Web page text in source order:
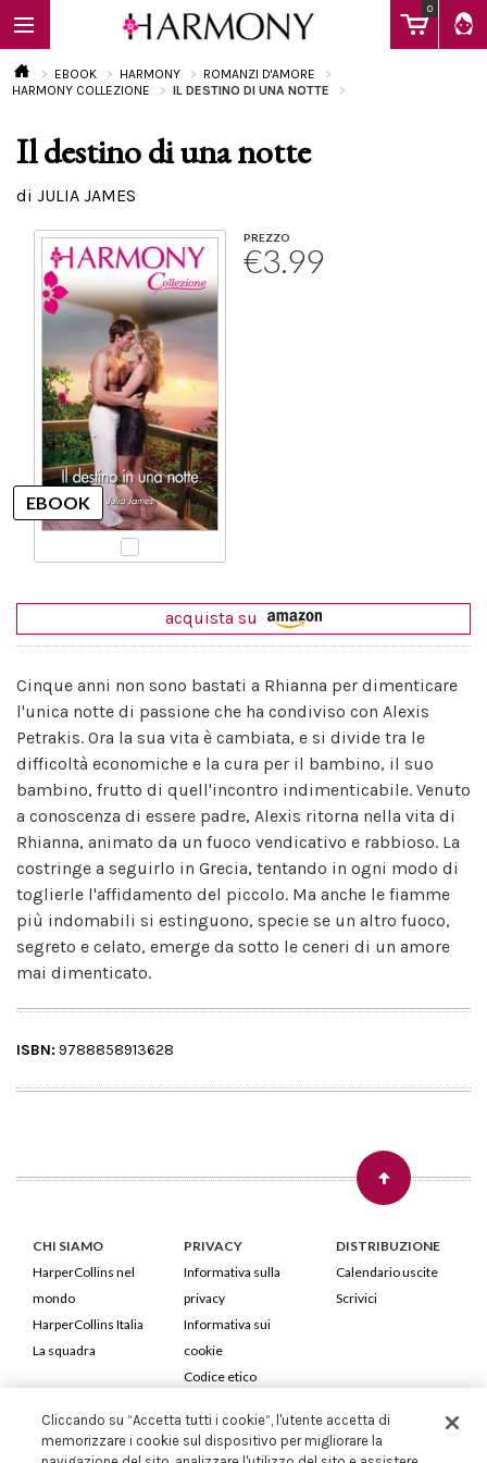
0
EBOOK
Calendario
EBOOK HARMONY
ROMANZI D'AMORE
HARMONY COLLEZIONE
IL DESTINO DI UNA NOTTE
Il destino di una notte
di JULIA JAMES
PREZZO
€3.99
acquista su
Cinque anni non sono bastati a Rhianna per dimenticare
l'unica notte di passione che ha condiviso con Alexis
Petrakis. Ora la sua vita è cambiata, e si divide tra le
difficoltà economiche e la cura per il bambino, il suo
bambino, frutto di quell'incontro indimenticabile. Venuto
a conoscenza di essere padre, Alexis ritorna nella vita di
Rhianna, animato da un fuoco vendicativo e rabbioso. La
costringe a seguirlo in Grecia, tentando in ogni modo di
toglierle l'affidamento del piccolo. Ma anche le fiamme
più indomabili si estinguono, specie se un altro fuoco,
segreto e celato, emerge da sotto le ceneri di un amore
mai dimenticato.
ISBN: 9788858913628
CHI SIAMO
HarperCollins nel
mondo
HarperCollins Italia
La squadra
PRIVACY
Informativa sulla
privacy
Informativa sui
cookie
Codice etico
DISTRIBUZIONE
Calendario uscite
Scrivici
HarperCollins Italia S.p.A. Viale Monte Nero, 84 - 20135 Milano
Cod. Fiscale e P.IVA 05946780151 - Capitale Sociale 258.250 €
Cliccando su “Accetta tutti i cookie”, l'utente accetta di
memorizzare i cookie sul dispositivo per migliorare la